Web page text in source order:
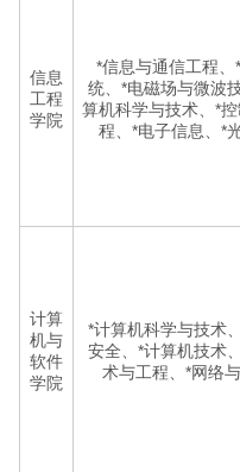
信息
工程
学院
*信息与通信工程
统、*电磁场与微波
算机科学与技术、*
程、*电子信息、*
计算
机与
软件
学院
*计算机科学与技术
安全、*计算机技术
术与工程、*网络